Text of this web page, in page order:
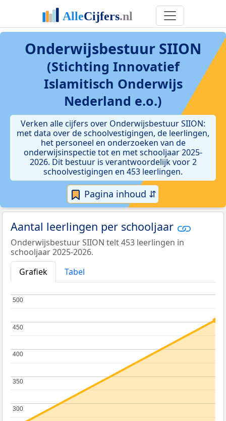
Onderwijsbestuur SIION
(Stichting Innovatief
Islamitisch Onderwijs
Nederland e.o.)
Verken alle cijfers over Onderwijsbestuur SIION:
met data over de schoolvestigingen, de leerlingen,
het personeel en onderzoeken van de
onderwijsinspectie tot en met schooljaar 2025-
2026. Dit bestuur is verantwoordelijk voor 2
schoolvestigingen en 453 leerlingen.
Pagina inhoud ⇵
Aantal leerlingen per schooljaar
Onderwijsbestuur SIION telt 453 leerlingen in
schooljaar 2025-2026.
Grafiek
Tabel
300
300
350
350
400
400
450
450
500
500